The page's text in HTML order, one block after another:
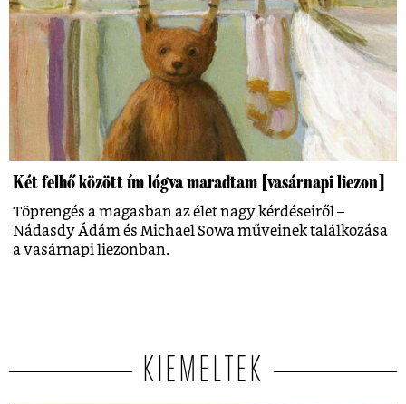
Két felhő között ím lógva maradtam [vasárnapi liezon]
Töprengés a magasban az élet nagy kérdéseiről –
Nádasdy Ádám és Michael Sowa műveinek találkozása
a vasárnapi liezonban.
KIEMELTEK